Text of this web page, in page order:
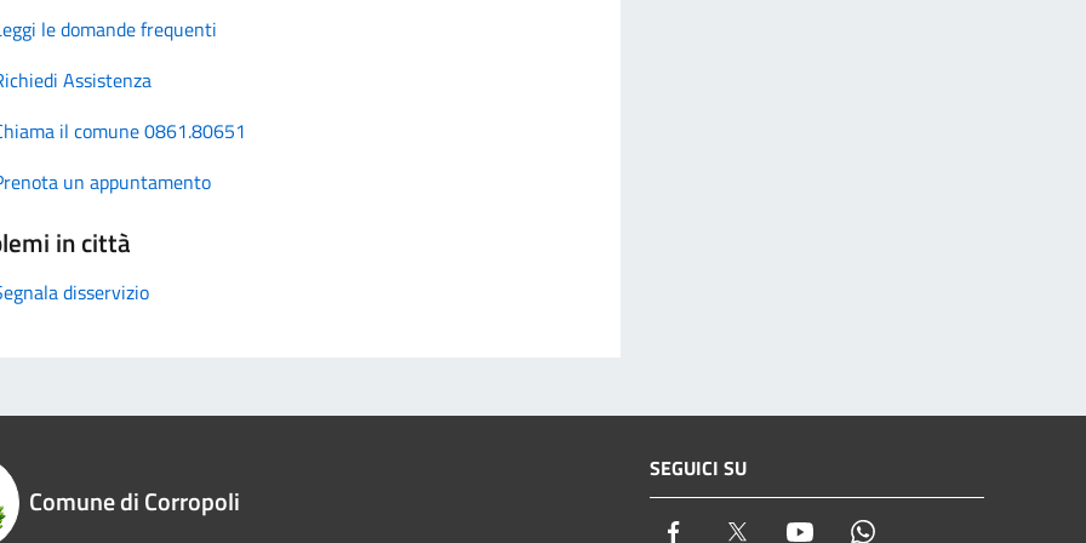
le domande frequenti
Assistenza
il comune 0861.80651
un appuntamento
in città
disservizio
Comune di Corropoli
SEGUICI SU
Facebook Twitter Youtube